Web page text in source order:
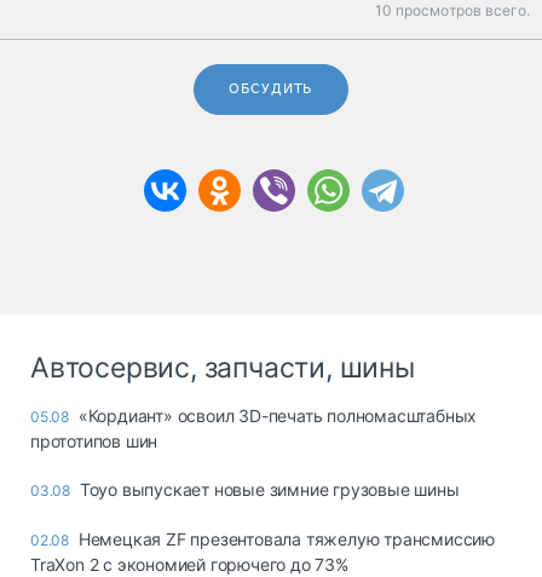
10 просмотров всего.
ОБСУДИТЬ
Автосервис, запчасти, шины
05.08 «Кордиант» освоил 3D-печать полномасштабных
прототипов шин
03.08 Toyo выпускает новые зимние грузовые шины
02.08 Немецкая ZF презентовала тяжелую трансмиссию
TraXon 2 с экономией горючего до 73%